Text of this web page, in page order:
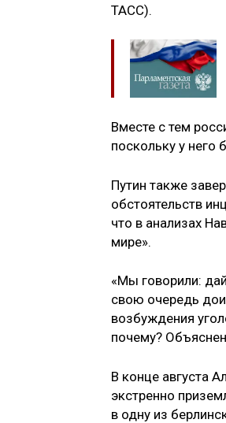
ТАСС).
Вместе с тем
поскольку у него
Путин также
обстоятельств
что в анализах
мире».
«Мы говорили:
свою очередь
возбуждения
почему?
В конце августа
экстренно
в одну из